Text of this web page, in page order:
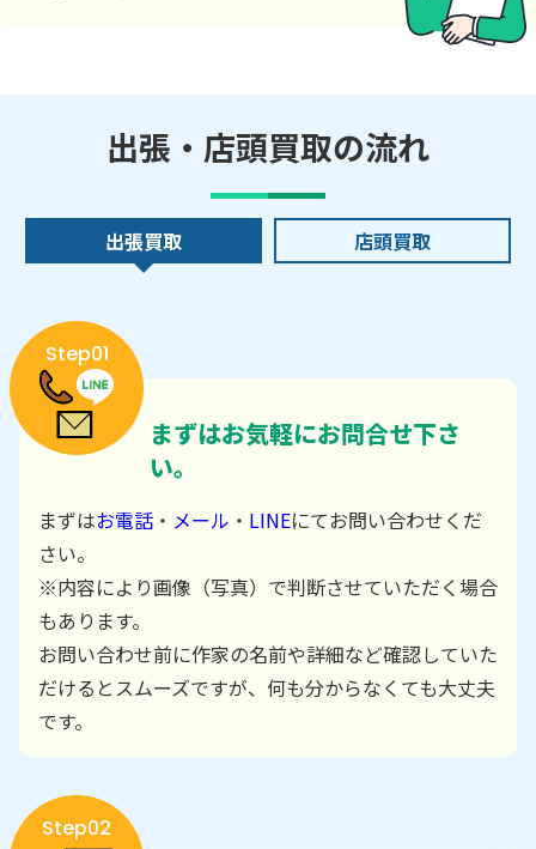
出張・店頭買取の流れ
出張買取 店頭買取
Step01
まずはお気軽にお問合せ下さ
い。
まずはお電話 ・ メール ・ LINEにてお問い合わせくだ
さい。
※内容により画像（写真）で判断させていただく場合
もあります。
お問い合わせ前に作家の名前や詳細など確認していた
だけるとスムーズですが、何も分からなくても大丈夫
です。
Step02